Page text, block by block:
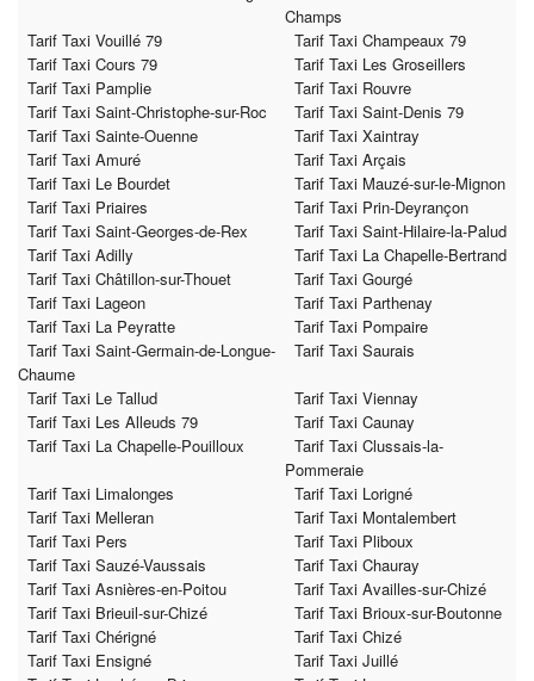
Champs
Tarif Taxi Vouillé 79
Tarif Taxi Champeaux 79
Tarif Taxi Cours 79
Tarif Taxi Les Groseillers
Tarif Taxi Pamplie
Tarif Taxi Rouvre
Tarif Taxi Saint-Christophe-sur-Roc
Tarif Taxi Saint-Denis 79
Tarif Taxi Sainte-Ouenne
Tarif Taxi Xaintray
Tarif Taxi Amuré
Tarif Taxi Arçais
Tarif Taxi Le Bourdet
Tarif Taxi Mauzé-sur-le-Mignon
Tarif Taxi Priaires
Tarif Taxi Prin-Deyrançon
Tarif Taxi Saint-Georges-de-Rex
Tarif Taxi Saint-Hilaire-la-Palud
Tarif Taxi Adilly
Tarif Taxi La Chapelle-Bertrand
Tarif Taxi Châtillon-sur-Thouet
Tarif Taxi Gourgé
Tarif Taxi Lageon
Tarif Taxi Parthenay
Tarif Taxi La Peyratte
Tarif Taxi Pompaire
Tarif Taxi Saint-Germain-de-Longue-
Chaume
Tarif Taxi Saurais
Tarif Taxi Le Tallud
Tarif Taxi Viennay
Tarif Taxi Les Alleuds 79
Tarif Taxi Caunay
Tarif Taxi La Chapelle-Pouilloux
Tarif Taxi Clussais-la-
Pommeraie
Tarif Taxi Limalonges
Tarif Taxi Lorigné
Tarif Taxi Melleran
Tarif Taxi Montalembert
Tarif Taxi Pers
Tarif Taxi Pliboux
Tarif Taxi Sauzé-Vaussais
Tarif Taxi Chauray
Tarif Taxi Asnières-en-Poitou
Tarif Taxi Availles-sur-Chizé
Tarif Taxi Brieuil-sur-Chizé
Tarif Taxi Brioux-sur-Boutonne
Tarif Taxi Chérigné
Tarif Taxi Chizé
Tarif Taxi Ensigné
Tarif Taxi Juillé